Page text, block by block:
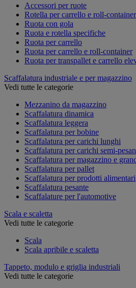
Accessori per ruote
Rotella per carrello e roll-container
Ruota con gola
Ruota e rotella specifiche
Ruota per carrello
Ruota per carrello e roll-container
Ruota per transpallet e carrello
Scaffalatura industriale e per magazzino
Vedi tutte le categorie
Mezzanino da magazzino
Scaffalatura dinamica
Scaffalatura leggera
Scaffalatura per bobine
Scaffalatura per carichi lunghi
Scaffalatura per carichi semi-
Scaffalatura per magazzino e
Scaffalatura per pallet
Scaffalatura per prodotti alimentari
Scaffalatura pesante
Scaffalature per l'automotive
Scala e scaletta
Vedi tutte le categorie
Scala
Scala apribile e scaletta
Tappeto, modulo e griglia industriali
Vedi tutte le categorie